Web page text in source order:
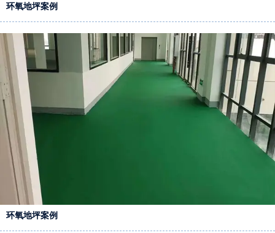
环氧地坪案例
环氧地坪案例